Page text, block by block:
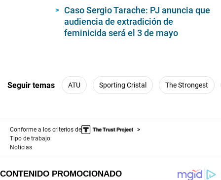
Caso Sergio Tarache: PJ anuncia que
audiencia de extradición de
feminicida será el 3 de mayo
Seguir temas ATU Sporting Cristal The Strongest
Conforme a los criterios de
Tipo de trabajo:
Noticias